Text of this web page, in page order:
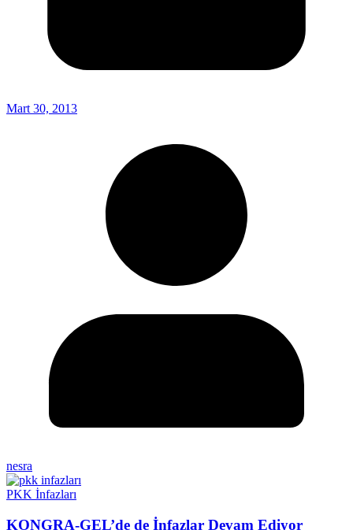
Mart 30, 2013
nesra
PKK İnfazları
KONGRA-GEL’de de İnfazlar Devam Ediyor